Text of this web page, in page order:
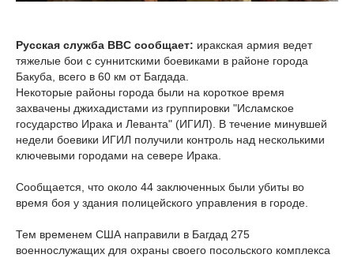
Русская служба BBC сообщает: иракская армия ведет
тяжелые бои с суннитскими боевиками в районе города
Бакуба, всего в 60 км от Багдада.
Некоторые районы города были на короткое время
захвачены джихадистами из группировки "Исламское
государство Ирака и Леванта" (ИГИЛ). В течение минувшей
недели боевики ИГИЛ получили контроль над несколькими
ключевыми городами на севере Ирака.
Сообщается, что около 44 заключенных были убиты во
время боя у здания полицейского управления в городе.
Тем временем США направили в Багдад 275
военнослужащих для охраны своего посольского комплекса